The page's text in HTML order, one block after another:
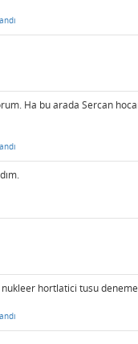
Ha bu arada Sercan
hortlatici tusu